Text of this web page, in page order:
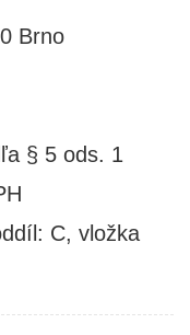
Brno
§ 5 ods. 1
C, vložka